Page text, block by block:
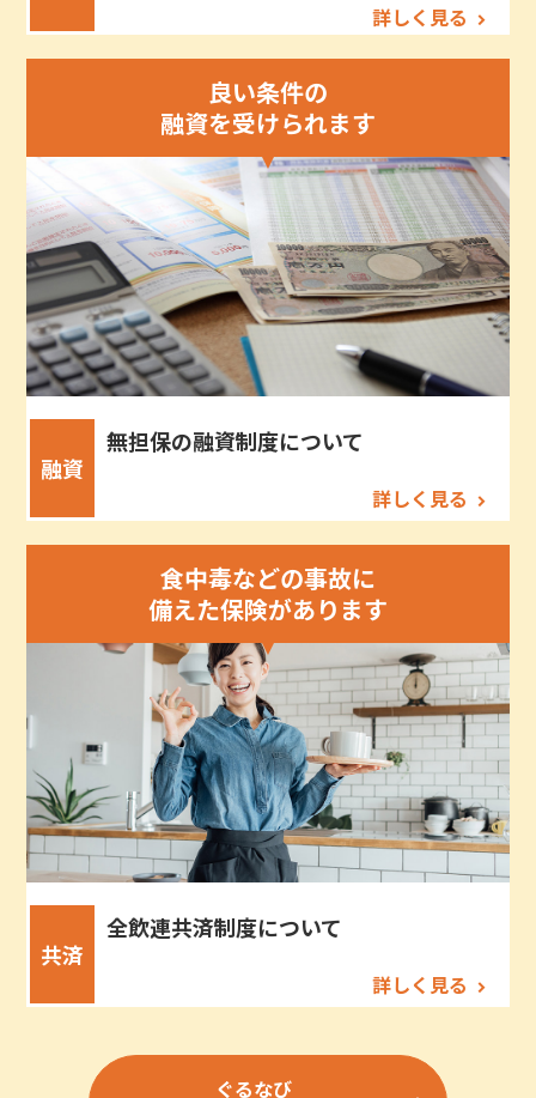
詳しく見る
良い条件の
融資を受けられます
融資
無担保の融資制度について
詳しく見る
食中毒などの事故に
備えた保険があります
共済
全飲連共済制度について
詳しく見る
ぐるなび